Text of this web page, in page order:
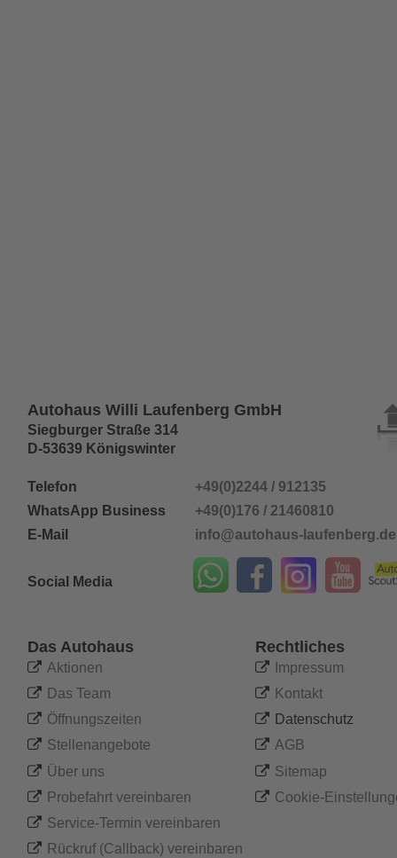
Autohaus Willi Laufenberg GmbH
Siegburger Straße 314
D-53639 Königswinter
Telefon
+49(0)2244 / 912135
WhatsApp Business
+49(0)176 / 21460810
E-Mail
info@autohaus-laufenberg.de
Social Media
Das Autohaus
 Aktionen
 Das Team
 Öffnungszeiten
 Stellenangebote
 Über uns
 Probefahrt vereinbaren
 Service-Termin vereinbaren
 Rückruf (Callback) vereinbaren
Rechtliches
 Impressum
 Kontakt
 Datenschutz
 AGB
 Sitemap
 Cookie-